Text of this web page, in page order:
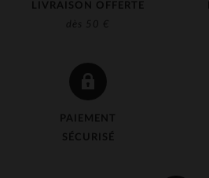
LIVRAISON OFFERTE
dès 50 €
PAIEMENT
SÉCURISÉ